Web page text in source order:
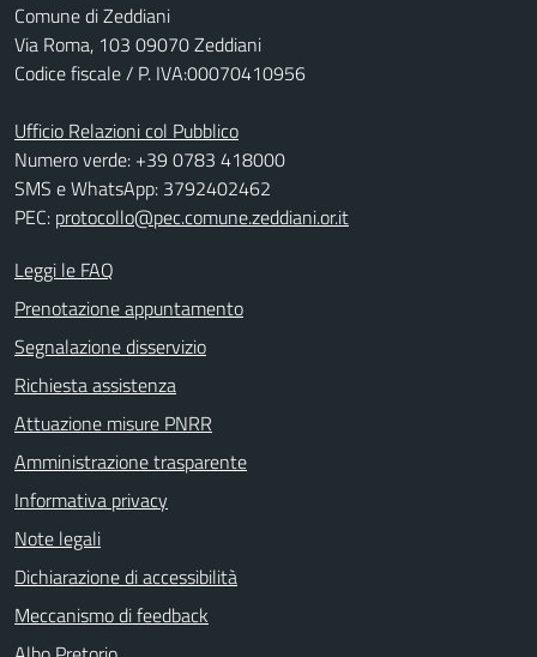
Comune di Zeddiani
Via Roma, 103 09070 Zeddiani
Codice fiscale / P. IVA:00070410956
Ufficio Relazioni col Pubblico
Numero verde: +39 0783 418000
SMS e WhatsApp: 3792402462
PEC: protocollo@pec.comune.zeddiani.or.it
Leggi le FAQ
Prenotazione appuntamento
Segnalazione disservizio
Richiesta assistenza
Attuazione misure PNRR
Amministrazione trasparente
Informativa privacy
Note legali
Dichiarazione di accessibilità
Meccanismo di feedback